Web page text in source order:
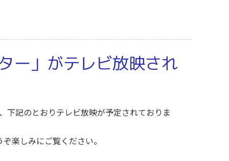
ー」がテレビ放映され
下記のとおりテレビ放映が予定されておりま
楽しみにご覧ください。